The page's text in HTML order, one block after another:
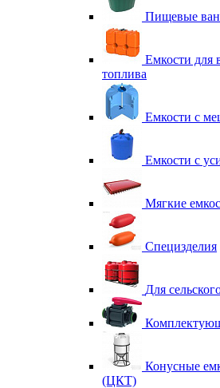
Пищевые
Емкости для
топлива
Емкости с
Емкости с
Мягкие
Специзделия
Для
Конусные
(ЦКТ)